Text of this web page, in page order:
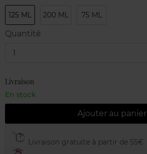
125 ML 200 ML 75 ML
Quantité
1
Livraison
En stock
Ajouter au panier
Livraison gratuite à partir de 55€